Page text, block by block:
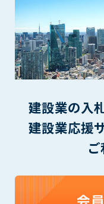
建設業の入
建設業応援
第6条（会員の禁止事
1. 会員は建設資料館
す。
(1) 第三者または管理
る行為
(2) 第三者または管理
(3) 第三者または管理
(4) 有害なコンピュー
(5) 第三者に不利益を与
(6) 管理者が承認して
(8) 犯罪的行為に結び
(9) その他、法律に反